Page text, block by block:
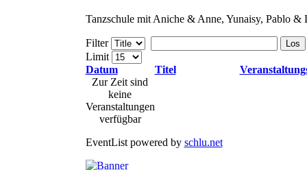
Tanzschule mit Aniche & Anne, Yunaisy, Pablo &
Filter Los
Limit
Datum
Titel
Zur Zeit sind
keine
Veranstaltungen
verfügbar
EventList powered by schlu.net